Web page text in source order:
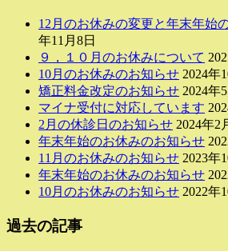
12月のお休みの変更と年末年始
年11月8日
９，１０月のお休みについて
10月のお休みのお知らせ 2024年
矯正料金改定のお知らせ 2024年
マイナ受付に対応しています
2月の休診日のお知らせ 2024年2
年末年始のお休みのお知らせ
11月のお休みのお知らせ 2023年
年末年始のお休みのお知らせ
10月のお休みのお知らせ 2022年
過去の記事